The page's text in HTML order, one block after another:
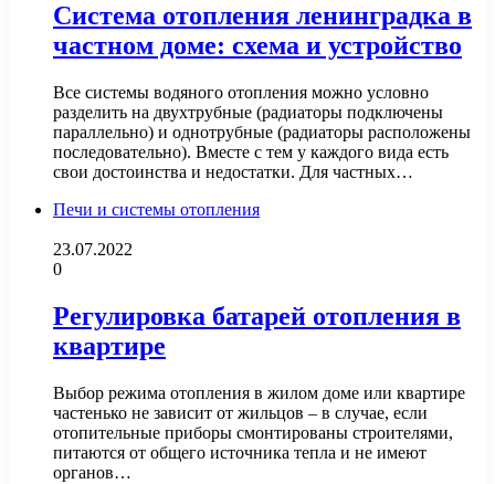
Система отопления ленинградка в
частном доме: схема и устройство
Все системы водяного отопления можно условно
разделить на двухтрубные (радиаторы подключены
параллельно) и однотрубные (радиаторы расположены
последовательно). Вместе с тем у каждого вида есть
свои достоинства и недостатки. Для частных…
Печи и системы отопления
23.07.2022
0
Регулировка батарей отопления в
квартире
Выбор режима отопления в жилом доме или квартире
частенько не зависит от жильцов – в случае, если
отопительные приборы смонтированы строителями,
питаются от общего источника тепла и не имеют
органов…